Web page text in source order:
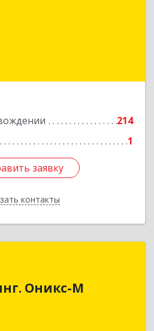
214
1
заявку
контакты
заявку
Назад
Оникс-М
обл, Сафоновский р-н,
ул, дом № 9а